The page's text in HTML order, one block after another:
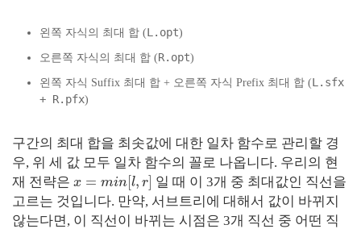
왼쪽 자식의 최대 합 (L.opt)
오른쪽 자식의 최대 합 (R.opt)
왼쪽 자식 Suffix 최대 합 + 오른쪽 자식 Prefix 최대 합 (L.sfx
+ R.pfx)
구간의 최대 합을 최솟값에 대한 일차 함수로 관리할 경
우, 위 세 값 모두 일차 함수의 꼴로 나옵니다. 우리의 현
재 전략은 x = min[l, r] 일 때 이 3개 중 최대값인 직선을
고르는 것입니다. 만약, 서브트리에 대해서 값이 바뀌지
않는다면, 이 직선이 바뀌는 시점은 3개 직선 중 어떤 직